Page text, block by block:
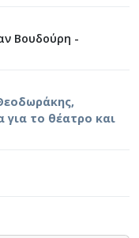
Βουδούρη -
για το θέατρο και